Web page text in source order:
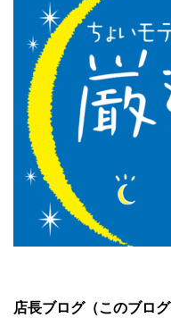
店長ブログ（このブロ